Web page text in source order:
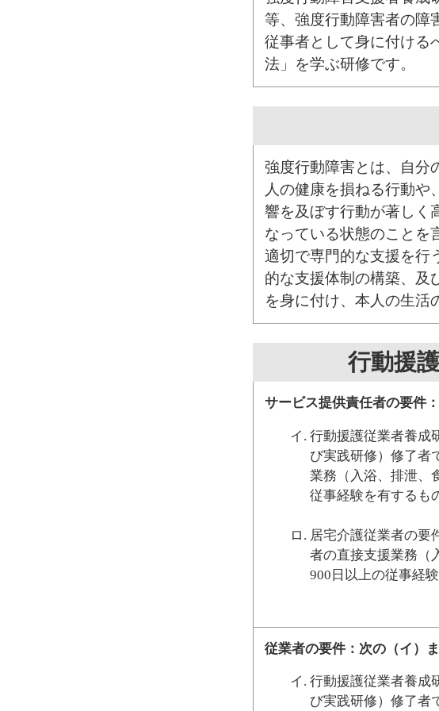
等、強度行動障害者の障
従事者として身に付ける
法」を学ぶ研修です。
強度行動障害とは、自分
人の健康を損ねる行動や
響を及ぼす行動が著しく
なっている状態のことを
適切で専門的な支援を行
的な支援体制の構築、及
を身に付け、本人の生活
行動援
サービス提供責任者の要件
行動援護従業者養成
び実践研修）修了者
業務（入浴、排泄、
従事経験を有するも
居宅介護従業者の要
者の直接支援業務（
900日以上の従事経
従業者の要件：次の（イ）
行動援護従業者養成
び実践研修）修了者